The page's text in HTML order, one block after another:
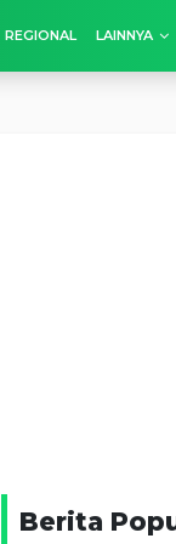
REGIONAL LAINNYA
Berita